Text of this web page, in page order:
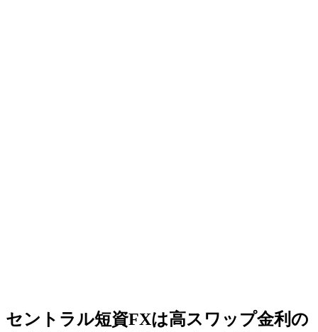
セントラル短資FXは高スワップ金利の